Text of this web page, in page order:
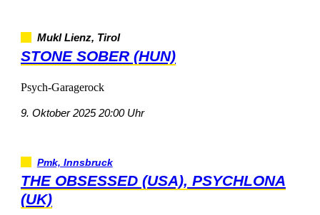
MuklLienz,Tirol
STONESOBER(HUN)
Psych-Garagerock
9.Oktober202520:00Uhr
Pmk,Innsbruck
THEOBSESSED(USA),PSYCHLONA
(UK)